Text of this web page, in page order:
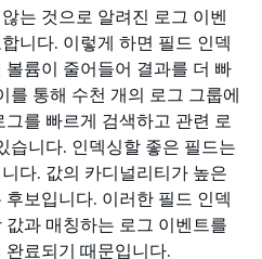
는 것으로 알려진 로그 이벤
니다. 이렇게 하면 필드 인덱
륨이 줄어들어 결과를 더 빠
를 통해 수천 개의 로그 그룹에
를 빠르게 검색하고 관련 로
습니다. 인덱싱할 좋은 필드는
다. 값의 카디널리티가 높은
보입니다. 이러한 필드 인덱
과 매칭하는 로그 이벤트를
료되기 때문입니다.